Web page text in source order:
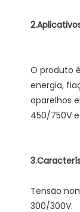
O produto
energia,
aparelhos
Tensão